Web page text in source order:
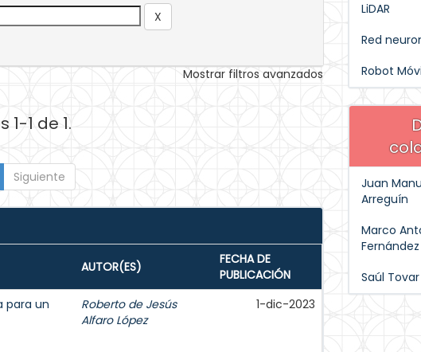
Mostrar filtros avanzados
1-1 de 1.
Siguiente
AUTOR(ES)
FECHA DE
PUBLICACIÓN
para un
Roberto de Jesús
Alfaro López
1-dic-2023
LiDAR
Red
Robot
Juan
Arreguín
Marco
Fernández
Saúl